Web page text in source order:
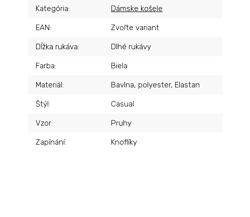
Kategória: Dámske košele
EAN: Zvoľte variant
Dĺžka rukáva: Dlhé rukávy
Farba: Biela
Materiál: Bavlna, polyester, Elastan
Štýl: Casual
Vzor: Pruhy
Zapínání: Knoflíky